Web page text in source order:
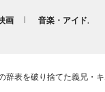
画 音楽・アイドル
キム・ドワン“ヒスン”の真意が明らかに＜10回切って倒れな